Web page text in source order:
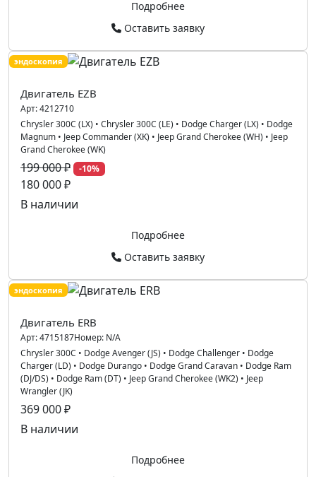
Подробнее
Оставить заявку
эндоскопия
Двигатель EZB
Арт:4212710
Chrysler 300C (LX) • Chrysler 300C (LE) • Dodge Charger (LX) • Dodge
Magnum • Jeep Commander (XK) • Jeep Grand Cherokee (WH) • Jeep
Grand Cherokee (WK)
199 000 ₽ -10%
180 000 ₽
В наличии
Подробнее
Оставить заявку
эндоскопия
Двигатель ERB
Арт:4715187Номер: N/A
Chrysler 300C • Dodge Avenger (JS) • Dodge Challenger • Dodge
Charger (LD) • Dodge Durango • Dodge Grand Caravan • Dodge Ram
(DJ/DS) • Dodge Ram (DT) • Jeep Grand Cherokee (WK2) • Jeep
Wrangler (JK)
369 000 ₽
В наличии
Подробнее